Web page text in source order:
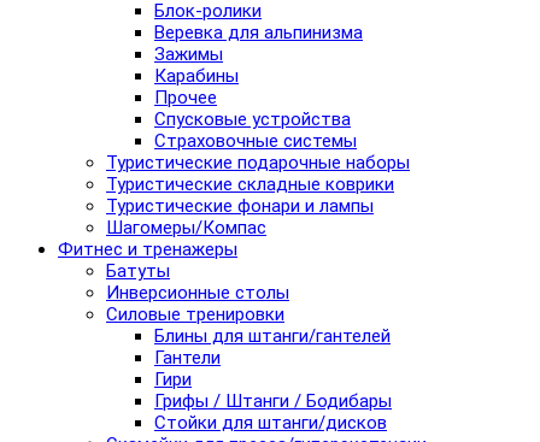
Блок-ролики
Веревка для альпинизма
Зажимы
Карабины
Прочее
Спусковые устройства
Страховочные системы
Туристические подарочные наборы
Туристические складные коврики
Туристические фонари и лампы
Шагомеры/Компас
Фитнес и тренажеры
Батуты
Инверсионные столы
Силовые тренировки
Блины для штанги/гантелей
Гантели
Гири
Грифы / Штанги / Бодибары
Стойки для штанги/дисков